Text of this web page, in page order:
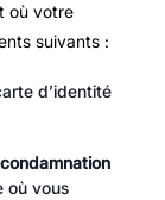
où votre
suivants :
d’identité
où vous